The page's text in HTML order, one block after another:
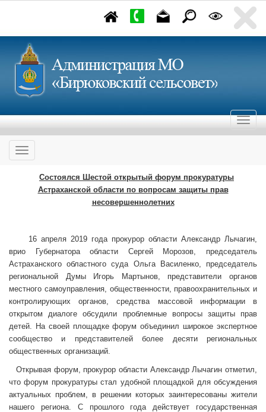
Состоялся Шестой открытый форум прокуратуры
Астраханской области по вопросам защиты прав
несовершеннолетних
16 апреля 2019 года прокурор области Александр Лычагин,
врио Губернатора области Сергей Морозов, председатель
Астраханского областного суда Ольга Василенко, председатель
региональной Думы Игорь Мартынов, представители органов
местного самоуправления, общественности, правоохранительных и
контролирующих органов, средства массовой информации в
открытом диалоге обсудили проблемные вопросы защиты прав
детей. На своей площадке форум объединил широкое экспертное
сообщество и представителей более десяти региональных
общественных организаций.
Открывая форум, прокурор области Александр Лычагин отметил,
что форум прокуратуры стал удобной площадкой для обсуждения
актуальных проблем, в решении которых заинтересованы жители
нашего региона. С прошлого года действует государственная